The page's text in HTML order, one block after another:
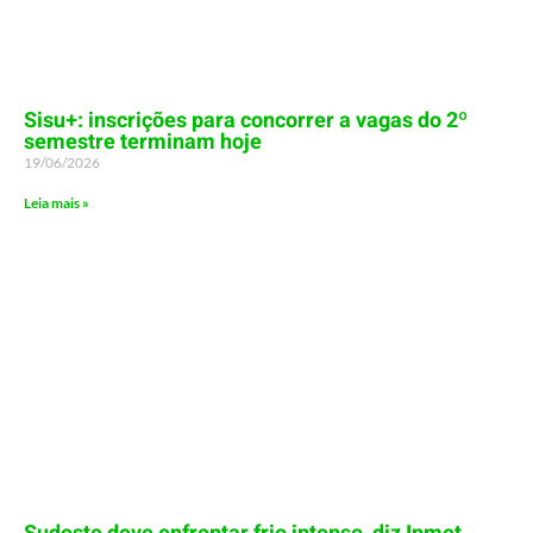
Sisu+: inscrições para concorrer a vagas do 2º
semestre terminam hoje
19/06/2026
Leia mais »